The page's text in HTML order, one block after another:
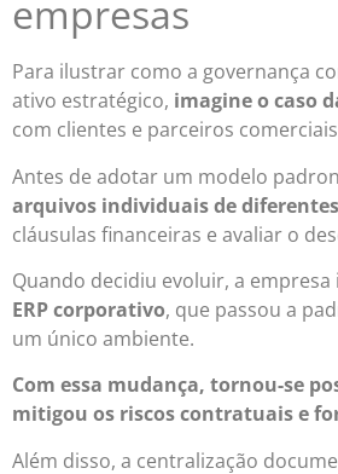
empresas
Para ilustrar como a governança
ativo estratégico, imagine o caso
com clientes e parceiros
Antes de adotar um modelo
arquivos individuais de
cláusulas financeiras e avaliar o
Quando decidiu evoluir, a
ERP corporativo, que passou a
um único ambiente.
Com essa mudança, tornou-se
mitigou os riscos contratuais e
Além disso, a centralização